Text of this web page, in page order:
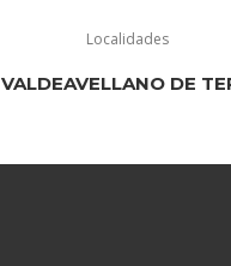
Localidades
VALDEAVELLANO DE